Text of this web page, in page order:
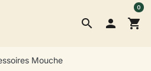
search  shopping_cart
0
Mouche